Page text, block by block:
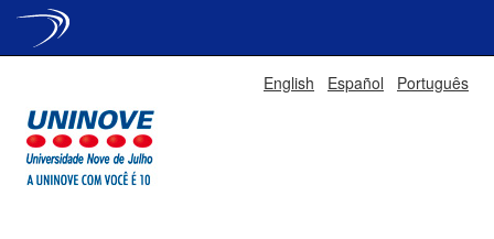
English Español Português